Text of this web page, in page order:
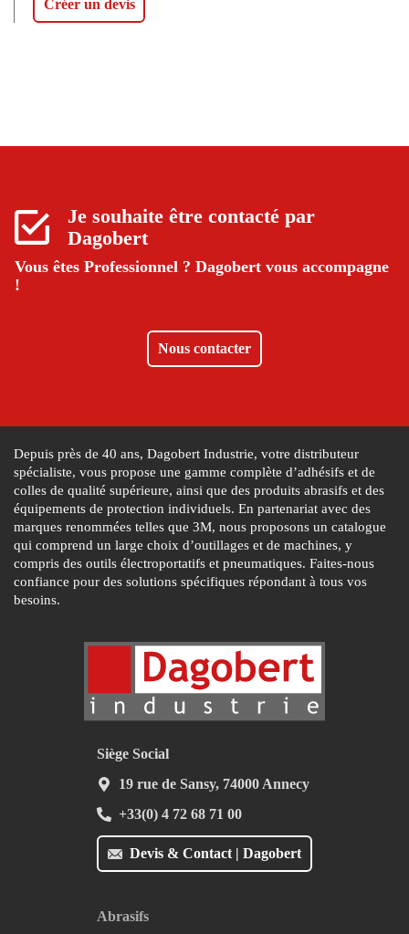
Créer un devis
Je souhaite être contacté par
Dagobert
Vous êtes Professionnel ? Dagobert vous accompagne
!
Nous contacter
Depuis près de 40 ans, Dagobert Industrie, votre distributeur
spécialiste, vous propose une gamme complète d’adhésifs et de
colles de qualité supérieure, ainsi que des produits abrasifs et des
équipements de protection individuels. En partenariat avec des
marques renommées telles que 3M, nous proposons un catalogue
qui comprend un large choix d’outillages et de machines, y
compris des outils électroportatifs et pneumatiques. Faites-nous
confiance pour des solutions spécifiques répondant à tous vos
besoins.
Devis & Contact | Dagobert
Siège Social
19 rue de Sansy, 74000 Annecy
+33(0) 4 72 68 71 00
Abrasifs